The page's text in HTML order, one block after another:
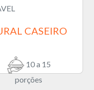
CASEIRO
10 a 15
porções